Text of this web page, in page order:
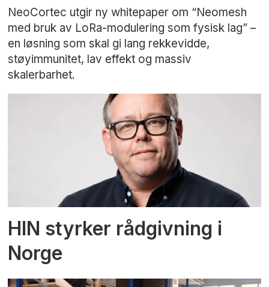
NeoCortec utgir ny whitepaper om “Neomesh
med bruk av LoRa-modulering som fysisk lag” –
en løsning som skal gi lang rekkevidde,
støyimmunitet, lav effekt og massiv
skalerbarhet.
HIN styrker rådgivning i
Norge